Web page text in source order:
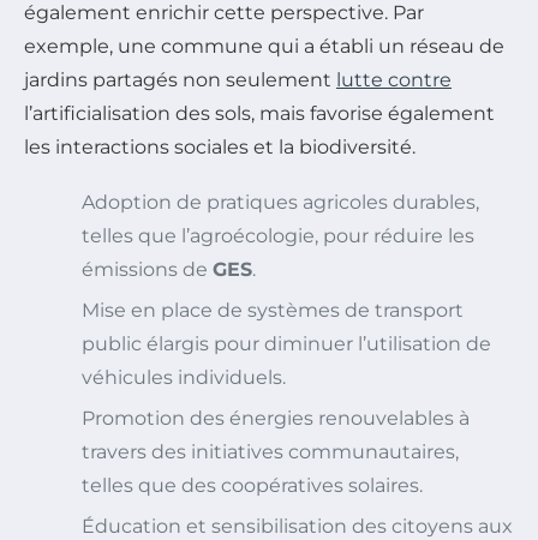
également enrichir cette perspective. Par
exemple, une commune qui a établi un réseau de
jardins partagés non seulement lutte contre
l’artificialisation des sols, mais favorise également
les interactions sociales et la biodiversité.
Adoption de pratiques agricoles durables,
telles que l’agroécologie, pour réduire les
émissions de GES.
Mise en place de systèmes de transport
public élargis pour diminuer l’utilisation de
véhicules individuels.
Promotion des énergies renouvelables à
travers des initiatives communautaires,
telles que des coopératives solaires.
Éducation et sensibilisation des citoyens aux